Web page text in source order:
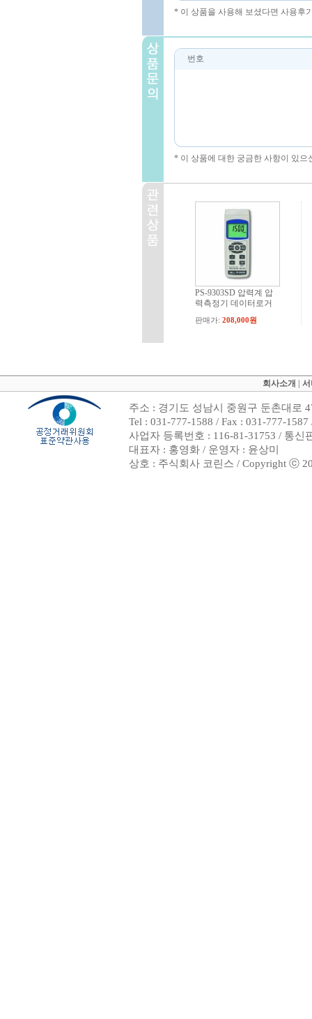
* 이 상품을 사용해 보셨다면 사용후
번호
* 이 상품에 대한 궁금한 사항이 있
PS-9303SD 압력계 압
력측정기 데이터로거
판매가: 208,000원
회사소개
주소 : 경기도 성남시 중원구 둔촌대로
Tel : 031-777-1588 / Fax : 031-777-
사업자 등록번호 : 116-81-31753 / 통신
대표자 : 홍영화 / 운영자 : 윤상미
상호 : 주식회사 코린스 / Copyright ⓒ